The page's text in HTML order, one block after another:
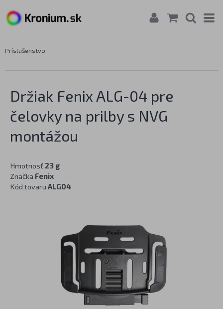
Príslušenstvo
Držiak Fenix ALG-04 pre
čelovky na prilby s NVG
montážou
Hmotnosť 23 g
Značka Fenix
Kód tovaru ALG04